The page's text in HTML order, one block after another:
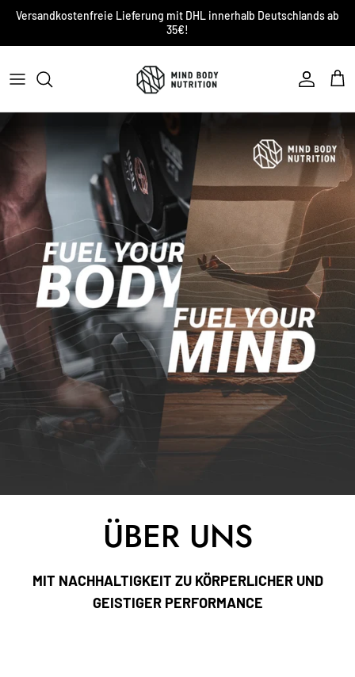
Direkt
Inhalt
Versandkostenfreie Lieferung mit DHL innerhalb Deutschlands ab
35€!
DER MBN TRIBE
MBN WISSEN
UNSERE MISSION
KONTAKT
ÜBER UNS
MIT NACHHALTIGKEIT ZU KÖRPERLICHER UND
GEISTIGER PERFORMANCE